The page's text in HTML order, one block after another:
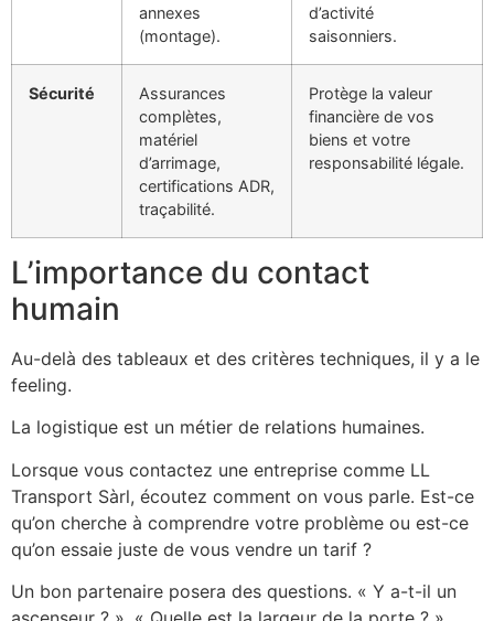
annexes
(montage).
d’activité
saisonniers.
Sécurité
Assurances
complètes,
matériel
d’arrimage,
certifications ADR,
traçabilité.
Protège la valeur
financière de vos
biens et votre
responsabilité légale.
L’importance du contact
humain
Au-delà des tableaux et des critères techniques, il y a le
feeling.
La logistique est un métier de relations humaines.
Lorsque vous contactez une entreprise comme LL
Transport Sàrl, écoutez comment on vous parle. Est-ce
qu’on cherche à comprendre votre problème ou est-ce
qu’on essaie juste de vous vendre un tarif ?
Un bon partenaire posera des questions. « Y a-t-il un